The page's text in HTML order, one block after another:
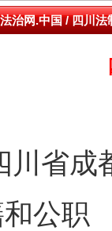
治网.中国 / 四川法
成都
公职